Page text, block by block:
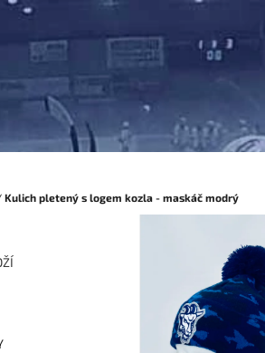
Kulich pletený s logem kozla - maskáč modrý